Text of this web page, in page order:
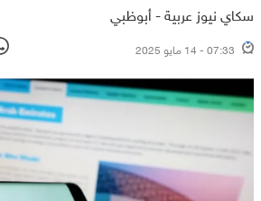
سكاي نيوز عربية - أبوظبي
07:33 - 14 مايو 2025